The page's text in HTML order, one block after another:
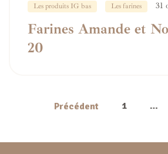
Les produits IG bas Les farines 31
Farines Amande et
20
Précédent 1 …